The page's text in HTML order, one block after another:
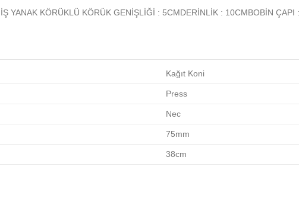
YANAK KÖRÜKLÜ KÖRÜK GENİŞLİĞİ : 5CMDERİNLİK : 10CMBOBİN ÇAPI
Kağıt Koni
Press
Nec
75mm
38cm